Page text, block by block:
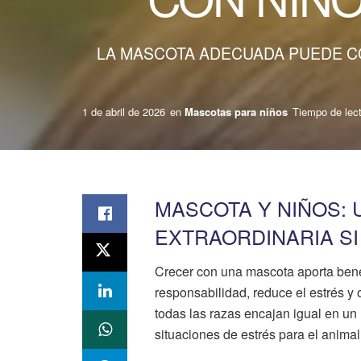
LA MASCOTA ADECUADA PUEDE
1 de abril de 2026 en Mascotas para niños Tiempo de
MASCOTA Y NIÑOS:
EXTRAORDINARIA
Crecer con una mascota aporta
responsabilidad, reduce el estrés
todas las razas encajan igual en
situaciones de estrés para el